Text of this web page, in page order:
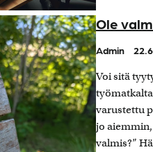
Ole
Admin
Voi sitä
varustettu
jo
valmis?”